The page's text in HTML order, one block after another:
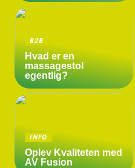
B2B
Hvad er en
massagestol
egentlig?
INFO
Oplev Kvaliteten med
AV Fusion